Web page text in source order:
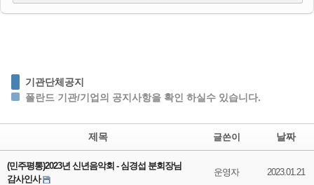
기관단체공지
폴란드 기관/기업의 공지사항을 확인 하실수 있습니다.
제목 글쓴이 날짜
(민주평통)2023년 신년음악회 - 심경섭 분회장님
감사인사
운영자 2023.01.21